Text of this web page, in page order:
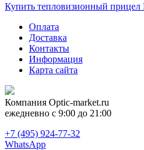
Купить тепловизионный прицел
Оплата
Доставка
Контакты
Информация
Карта сайта
Компания Optic-market.ru
ежедневно с 9:00 до 21:00
+7 (495) 924-77-32
WhatsApp